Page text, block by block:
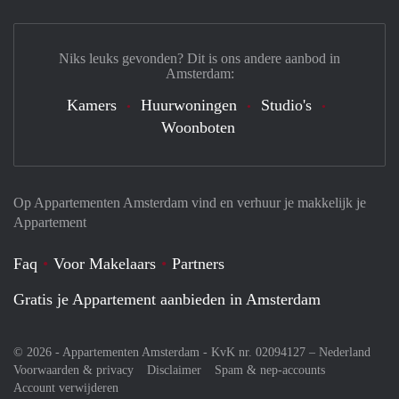
Op Appartementen Amsterdam vind en verhuur je makkelijk je
Appartement
Faq Voor Makelaars
Partners
Gratis je Appartement aanbieden in Amsterdam
© 2026 - Appartementen Amsterdam - KvK nr. 02094127 – Nederland
Voorwaarden & privacy
Disclaimer
Spam & nep-accounts
Account verwijderen
Niks leuks gevonden? Dit is ons andere aanbod in
Amsterdam:
Kamers Huurwoningen
Studio's
Woonboten